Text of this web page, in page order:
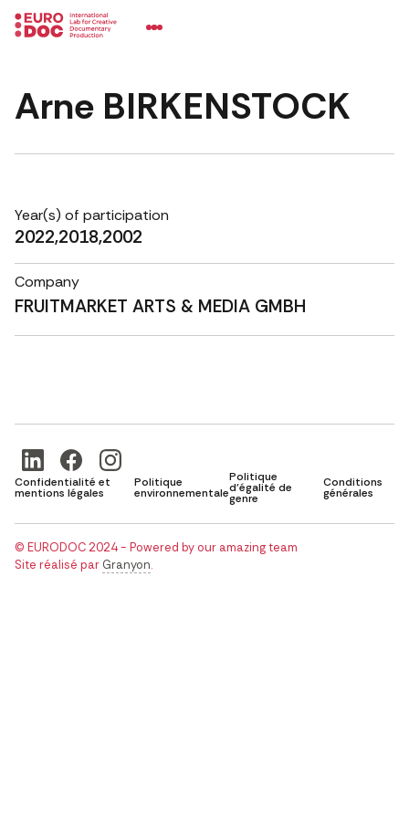
Arne BIRKENSTOCK
Year(s) of participation
2022,2018,2002
Company
FRUITMARKET ARTS & MEDIA GMBH
Confidentialité et
mentions légales
Politique
environnementale
Politique
d'égalité de
genre
Conditions
générales
© EURODOC 2024 - Powered by our amazing team
Site réalisé par Granyon.